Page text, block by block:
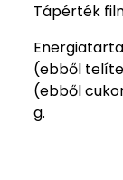
Tápérték
(ebből
(ebből
g.